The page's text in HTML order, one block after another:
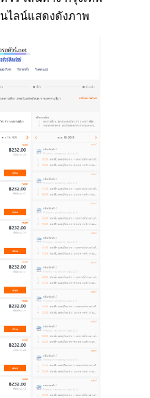
ไลน์แสดงดังภาพ